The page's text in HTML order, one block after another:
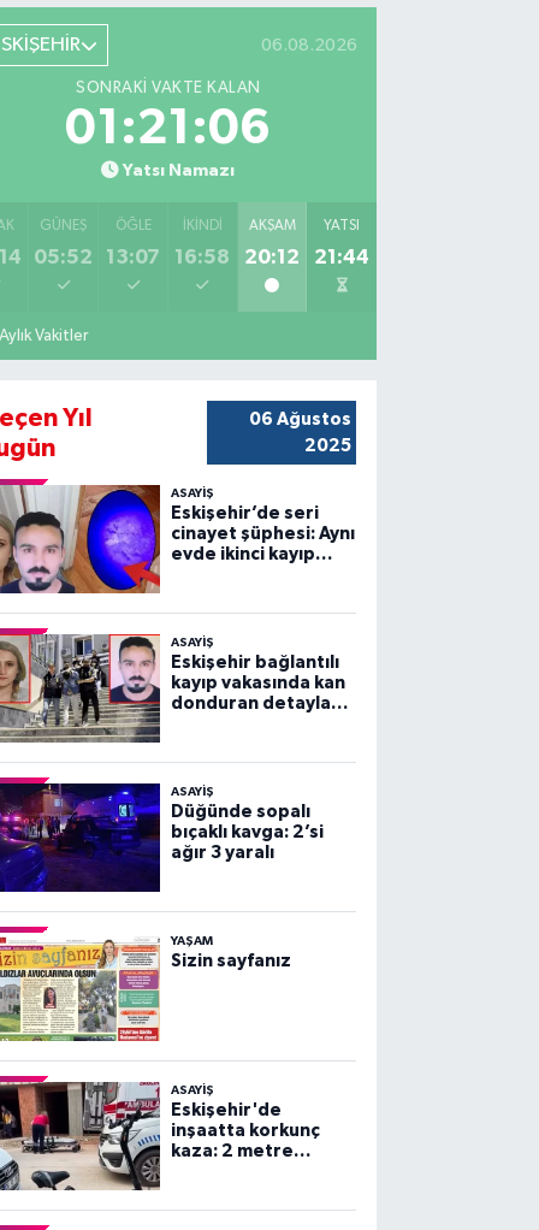
06.08.2026
SONRAKI VAKTE KALAN
01:21:05
Yatsı Namazı
GÜNEŞ
05:52
ÖĞLE
13:07
İKINDI
16:58
AKŞAM
20:12
YATSI
21:44
Aylık Vakitler
Yıl
06 Ağustos
2025
ASAYİŞ
Eskişehir’de seri
cinayet şüphesi: Aynı
evde ikinci kayıp
ASAYİŞ
Eskişehir bağlantılı
kayıp vakasında kan
donduran detaylar
ASAYİŞ
Düğünde sopalı
bıçaklı kavga: 2’si
ağır 3 yaralı
YAŞAM
Sizin sayfanız
ASAYİŞ
Eskişehir'de
inşaatta korkunç
kaza: 2 metre